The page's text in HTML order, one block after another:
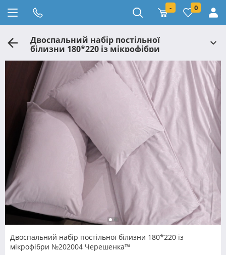
- 0
Двоспальний набір постільної
білизни 180*220 із мікрофібри
№202004 Черешенка™
Двоспальний набір постільної білизни 180*220 із
мікрофібри №202004 Черешенка™